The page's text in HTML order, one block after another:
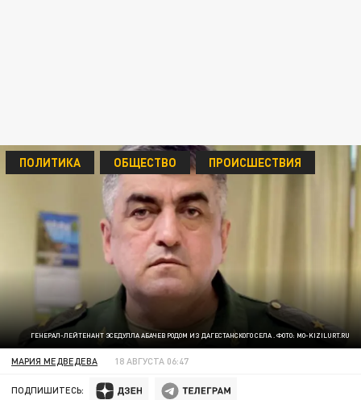
ГЕНЕРАЛ-ЛЕЙТЕНАНТ ЭСЕДУЛЛА АБАЧЕВ РОДОМ ИЗ ДАГЕСТАНСКОГО СЕЛА . ФОТО: MO-KIZILURT.RU
ПОЛИТИКА ОБЩЕСТВО ПРОИСШЕСТВИЯ
МАРИЯ МЕДВЕДЕВА 18 АВГУСТА 06:47
ПОДПИШИТЕСЬ: